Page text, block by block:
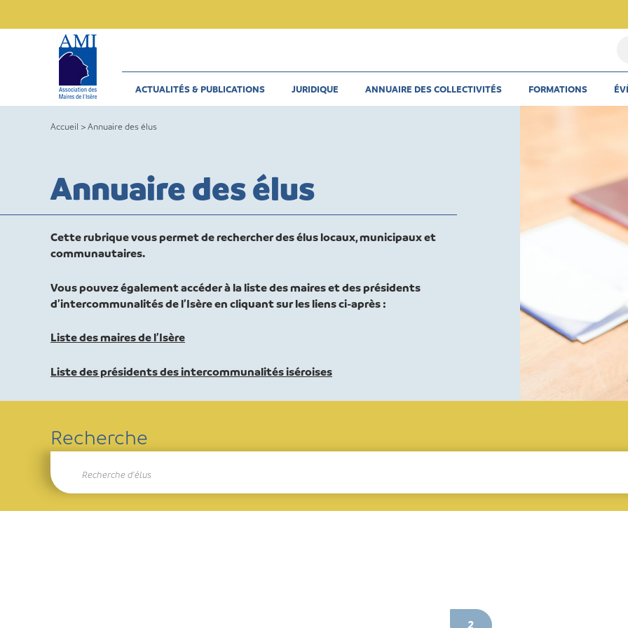
un
ACTUALITÉS & PUBLICATIONS JURIDIQUE ANNUAIRE DES COLLECTIVITÉS FORMATIONS
Accueil >Annuaire des élus
Annuaire des élus
Cette rubrique vous permet de rechercher des élus locaux, municipaux et
communautaires.
Vous pouvez également accéder à la liste des maires et des présidents
d’intercommunalités de l’Isère en cliquant sur les liens ci-après :
Liste des maires de l’Isère
Liste des présidents des intercommunalités iséroises
Recherche
2